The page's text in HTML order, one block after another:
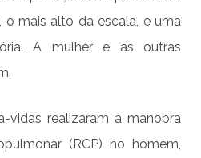
mais alto da escala, e uma
A mulher e as outras
vidas realizaram a manobra
(RCP) no homem,